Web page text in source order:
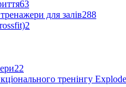
63
для залів288
2
22
тренінгу Explode